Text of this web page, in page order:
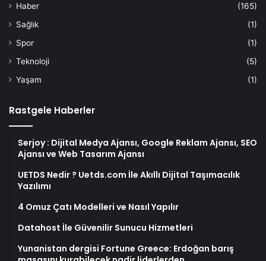
Haber
(165)
Sağlık
(1)
Spor
(1)
Teknoloji
(5)
Yaşam
(1)
Rastgele Haberler
Serjoy : Dijital Medya Ajansı, Google Reklam Ajansı, SEO
Ajansı ve Web Tasarım Ajansı
UETDS Nedir ? Uetds.com İle Akıllı Dijital Taşımacılık
Yazılımı
4 Omuz Çatı Modelleri ve Nasıl Yapılır
Datahost İle Güvenilir Sunucu Hizmetleri
Yunanistan dergisi Fortune Greece: Erdoğan barış